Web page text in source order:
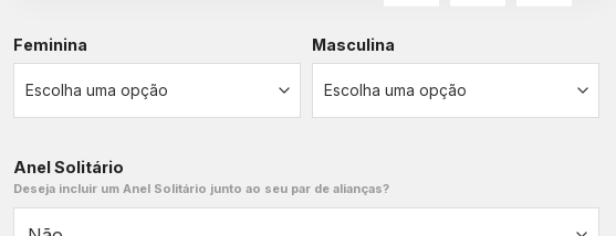
Feminina Masculina
Anel Solitário
Deseja incluir um Anel Solitário junto ao seu par de alianças?